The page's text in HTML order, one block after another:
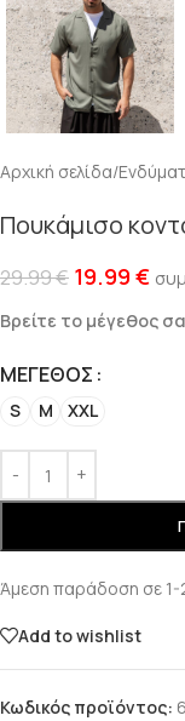
Αρχική σελίδα/
Πουκάμισο
29.99€ 19.99 €
Βρείτε το μέγεθος
ΜΈΓΕΘΟΣ
S M XXL
Άμεση παράδοση σε 1-
Add to wishlist
Κωδικός προϊόντος: